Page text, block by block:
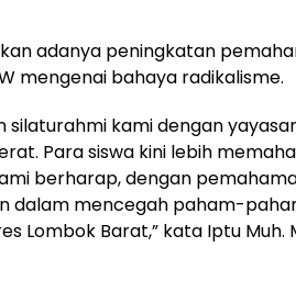
adanya peningkatan
mengenai bahaya radikalisme.
silaturahmi kami dengan
Para siswa kini lebih
berharap, dengan
dalam mencegah paham-
Lombok Barat,” kata Iptu Muh.